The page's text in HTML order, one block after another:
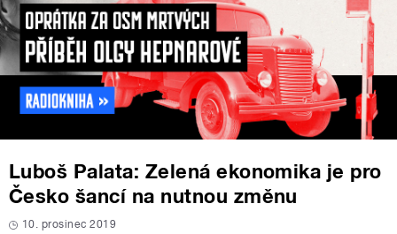
Luboš Palata: Zelená ekonomika je pro
Česko šancí na nutnou změnu
10. prosinec 2019